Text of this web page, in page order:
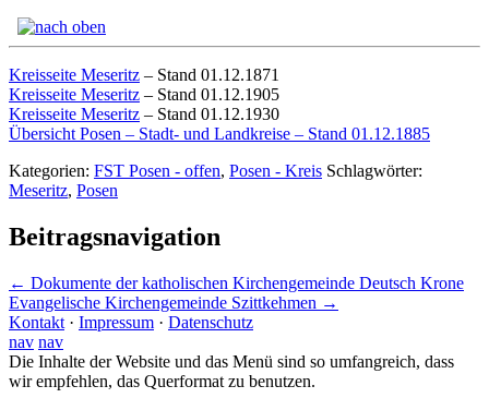
Kreisseite Meseritz – Stand 01.12.1871
Kreisseite Meseritz – Stand 01.12.1905
Kreisseite Meseritz – Stand 01.12.1930
Übersicht Posen – Stadt- und Landkreise – Stand 01.12.1885
Kategorien: FST Posen - offen, Posen - Kreis Schlagwörter:
Meseritz, Posen
Beitragsnavigation
← Dokumente der katholischen Kirchengemeinde Deutsch Krone
Evangelische Kirchengemeinde Szittkehmen →
Kontakt · Impressum · Datenschutz
nav nav
Die Inhalte der Website und das Menü sind so umfangreich, dass
wir empfehlen, das Querformat zu benutzen.